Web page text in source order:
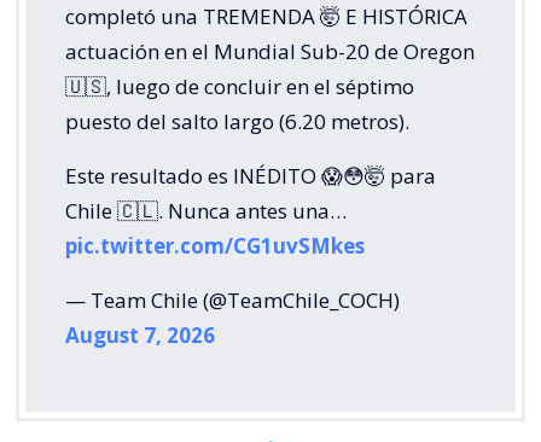
completó una TREMENDA 🤯 E HISTÓRICA
actuación en el Mundial Sub-20 de Oregon
🇺🇸, luego de concluir en el séptimo
puesto del salto largo (6.20 metros).
Este resultado es INÉDITO 😱😳🤯 para
Chile 🇨🇱. Nunca antes una…
pic.twitter.com/CG1uvSMkes
— Team Chile (@TeamChile_COCH)
August 7, 2026